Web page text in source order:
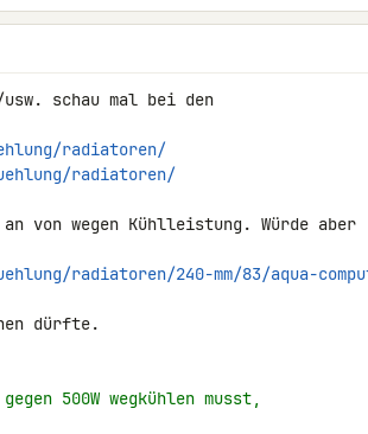
usw. schau mal bei den
radiatoren/
radiatoren/
von wegen Kühlleistung. Würde aber
radiatoren/240-mm/83/aqua-
dürfte.
500W wegkühlen musst,